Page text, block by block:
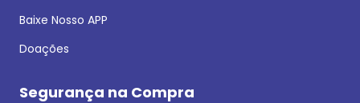
Baixe Nosso APP
Doações
Segurança na Compra